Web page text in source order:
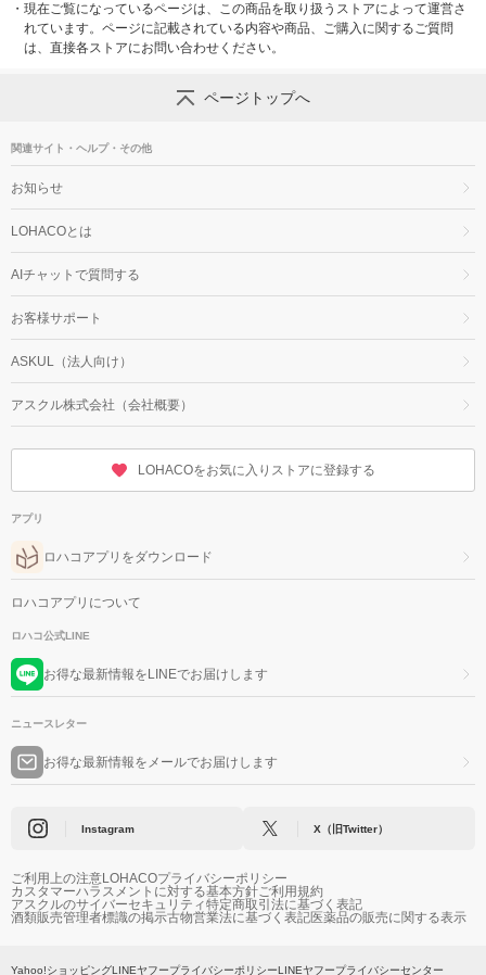
・ 現在ご覧になっているページは、この商品を取り扱うストアによって運営さ
れています。ページに記載されている内容や商品、ご購入に関するご質問
は、直接各ストアにお問い合わせください。
ページトップへ
関連サイト・ヘルプ・その他
お知らせ
LOHACOとは
AIチャットで質問する
お客様サポート
ASKUL（法人向け）
アスクル株式会社（会社概要）
LOHACOをお気に入りストアに登録する
アプリ
ロハコアプリをダウンロード
ロハコアプリについて
ロハコ公式LINE
お得な最新情報をLINEでお届けします
ニュースレター
お得な最新情報をメールでお届けします
Instagram X（旧Twitter）
ご利用上の注意LOHACOプライバシーポリシー
カスタマーハラスメントに対する基本方針ご利用規約
アスクルのサイバーセキュリティ特定商取引法に基づく表記
酒類販売管理者標識の掲示古物営業法に基づく表記医薬品の販売に関する表示
Yahoo!ショッピングLINEヤフープライバシーポリシーLINEヤフープライバシーセンター